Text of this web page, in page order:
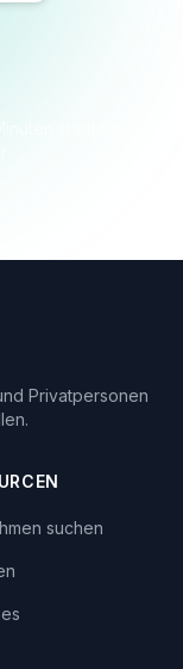
Privatpersonen
suchen